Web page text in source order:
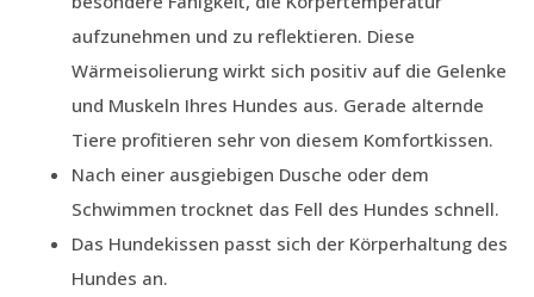
aufzunehmen und zu reflektieren. Diese
Wärmeisolierung wirkt sich positiv auf die Gelenke
und Muskeln Ihres Hundes aus. Gerade alternde
Tiere profitieren sehr von diesem Komfortkissen.
Nach einer ausgiebigen Dusche oder dem
Schwimmen trocknet das Fell des Hundes schnell.
Das Hundekissen passt sich der Körperhaltung des
Hundes an.